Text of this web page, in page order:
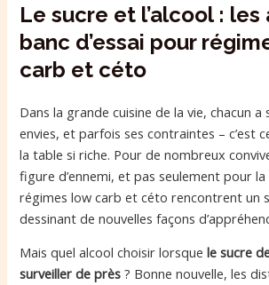
Le sucre et l’alcool :
banc d’essai pour
carb et céto
Dans la grande cuisine de la vie, chacun
envies, et parfois ses contraintes – c’est
la table si riche. Pour de nombreux
figure d’ennemi, et pas seulement pour la
régimes low carb et céto rencontrent un
dessinant de nouvelles façons
Mais quel alcool choisir lorsquele sucre
surveiller de près ? Bonne nouvelle, les